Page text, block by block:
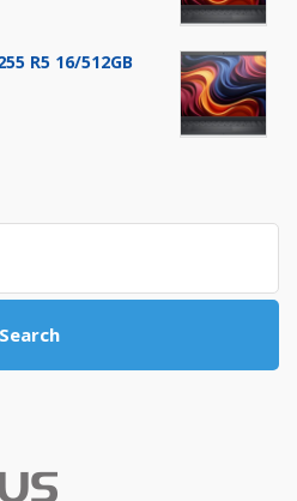
R5 16/512GB
Search